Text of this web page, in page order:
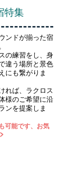
特集
ンドが揃った宿
の練習をし、身
違う場所と景色
にも繋がりま
れば、ラクロス
様のご希望に沿
ンを提案しま
可能です、お気